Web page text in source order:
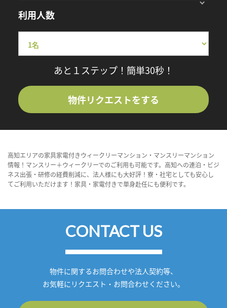
利用人数
あと１ステップ！簡単30秒！
物件リクエストをする
高知エリアの家具家電付きウィークリーマンション・マンスリーマンション
情報！マンスリー＋ウィークリーでのご利用も可能です。高知への連泊・ビジ
ネス出張・研修の経費削減に、法人様にも大好評！寮・社宅としても安心し
てご利用いただけます！家具・家電付きで単身赴任にも便利です。
CONTACT US
物件に関するお問合わせや法人契約等、
お気軽にリクエスト・お問合わせください。